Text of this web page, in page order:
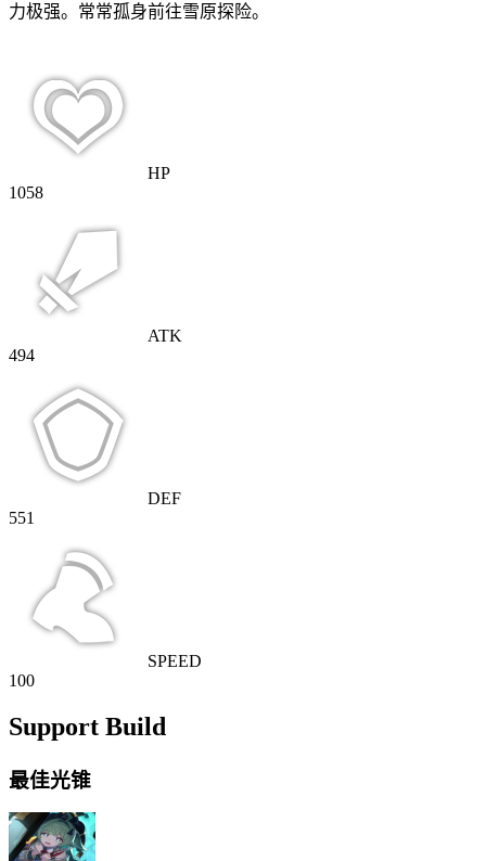
力极强。常常孤身前往雪原探险。
HP
1058
ATK
494
DEF
551
SPEED
100
Support Build
最佳光锥